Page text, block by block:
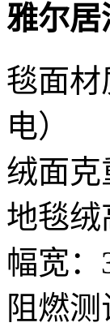
雅尔居
毯面材
电）
绒面克
地毯绒
幅宽：
阻燃